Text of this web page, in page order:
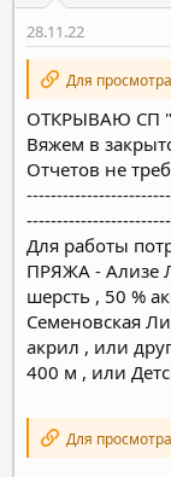
м
ы
а
28.11.22
Для
ОТКРЫВАЮ СП
Вяжем в
Отчетов не
Для работы
ПРЯЖА - Ализе
шерсть , 50 %
Семеновская
акрил , или
400 м , или
Для